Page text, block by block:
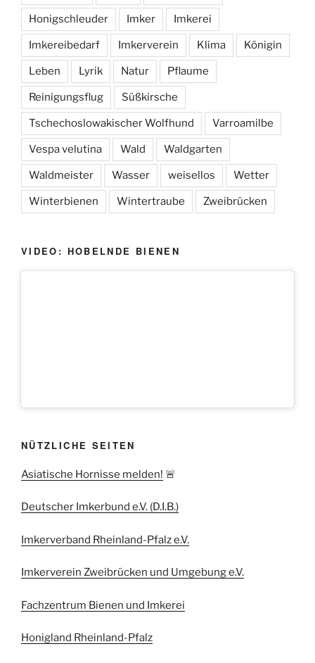
Honigschleuder Imker Imkerei
Imkereibedarf Imkerverein Klima Königin
Leben Lyrik Natur Pflaume
Reinigungsflug Süßkirsche
Tschechoslowakischer Wolfhund Varroamilbe
Vespa velutina Wald Waldgarten
Waldmeister Wasser weisellos Wetter
Winterbienen Wintertraube Zweibrücken
VIDEO: HOBELNDE BIENEN
NÜTZLICHE SEITEN
Asiatische Hornisse melden! 🚨
Deutscher Imkerbund e.V. (D.I.B.)
Imkerverband Rheinland-Pfalz e.V.
Imkerverein Zweibrücken und Umgebung e.V.
Fachzentrum Bienen und Imkerei
Honigland Rheinland-Pfalz